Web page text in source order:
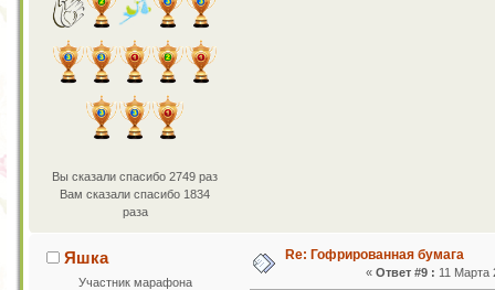
Вы сказали спасибо 2749 раз
Вам сказали спасибо 1834
раза
Яшка
Участник марафона
Re: Гофрированная бумага
«Ответ #9 : 11 Марта